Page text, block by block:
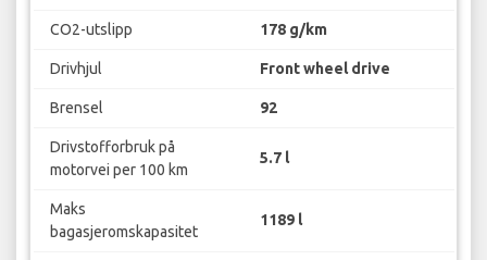
CO2-utslipp 178 g/km
Drivhjul Front wheel drive
Brensel 92
Drivstofforbruk på
motorvei per 100 km
5.7 l
Maks
bagasjeromskapasitet
1189 l